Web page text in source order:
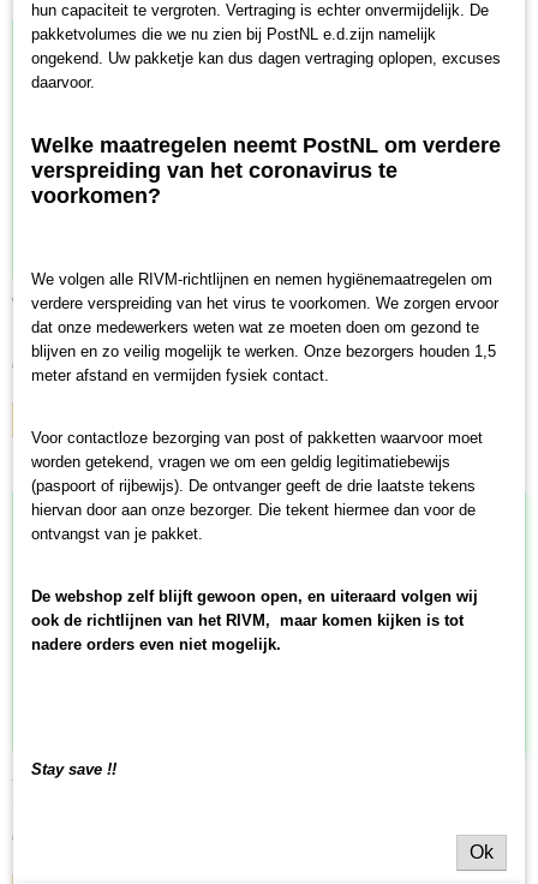
weetjes kwartet Auto's
Identity Games weetjes kwartet Auto's. Iedereen weet wat…
€ 3,88
Auto bingo reisblik
€ 8,70
hun capaciteit te vergroten. Vertraging is echter onvermijdelijk. De
pakketvolumes die we nu zien bij PostNL e.d.zijn namelijk
ongekend. Uw pakketje kan dus dagen vertraging oplopen, excuses
daarvoor.
Welke maatregelen neemt PostNL om verdere
verspreiding van het coronavirus te
voorkomen?
We volgen alle RIVM-richtlijnen en nemen hygiënemaatregelen om
verdere verspreiding van het virus te voorkomen. We zorgen ervoor
dat onze medewerkers weten wat ze moeten doen om gezond te
blijven en zo veilig mogelijk te werken. Onze bezorgers houden 1,5
meter afstand en vermijden fysiek contact.
Voor contactloze bezorging van post of pakketten waarvoor moet
worden getekend, vragen we om een geldig legitimatiebewijs
(paspoort of rijbewijs). De ontvanger geeft de drie laatste tekens
hiervan door aan onze bezorger. Die tekent hiermee dan voor de
ontvangst van je pakket.
De webshop zelf blijft gewoon open, en uiteraard volgen wij
ook de richtlijnen van het RIVM, maar komen kijken is tot
nadere orders even niet mogelijk.
Stay save !!
Ok